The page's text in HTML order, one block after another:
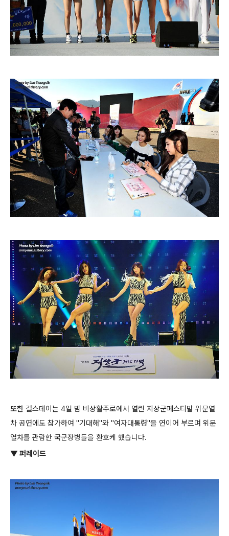
또한 걸스데이는 4일 밤 비상활주로에서 열린 지상군페스티발 위문열
차 공연에도 참가하여 "기대해"와 "여자대통령"을 연이어 부르며 위문
열차를 관람한 국군장병들을 환호케 했습니다.
▼ 퍼레이드